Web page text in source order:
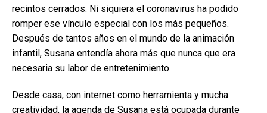
recintos cerrados. Ni siquiera el coronavirus ha podido
romper ese vínculo especial con los más pequeños.
Después de tantos años en el mundo de la animación
infantil, Susana entendía ahora más que nunca que era
necesaria su labor de entretenimiento.
Desde casa, con internet como herramienta y mucha
creatividad, la agenda de Susana está ocupada durante